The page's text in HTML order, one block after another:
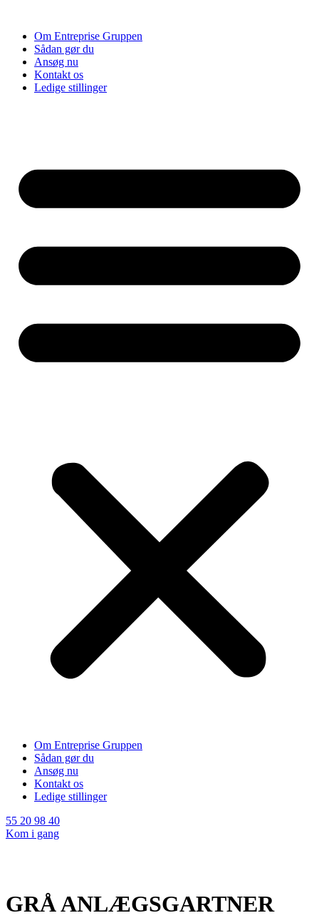
indholdOm Entreprise Gruppen
Sådan gør du
Ansøg nu
Kontakt os
Ledige stillinger
Om Entreprise Gruppen
Sådan gør du
Ansøg nu
Kontakt os
Ledige stillinger
55 20 98 40
Kom i gang
GRÅ ANLÆGSGARTNER